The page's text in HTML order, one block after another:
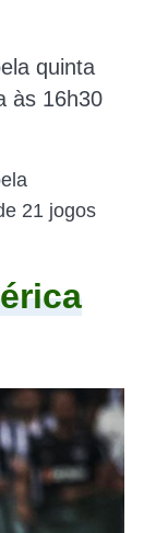
quinta
às 16h30
21 jogos